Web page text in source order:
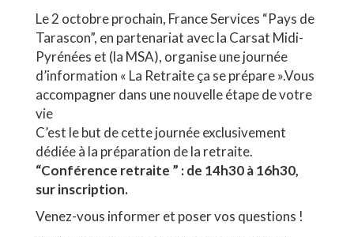
Le 2 octobre prochain, France Services “Pays de
Tarascon”, en partenariat avec la Carsat Midi-
Pyrénées et (la MSA), organise une journée
d’information « La Retraite ça se prépare ».Vous
accompagner dans une nouvelle étape de votre
vie
C’est le but de cette journée exclusivement
dédiée à la préparation de la retraite.
“Conférence retraite ” : de 14h30 à 16h30,
sur inscription.
Venez-vous informer et poser vos questions !